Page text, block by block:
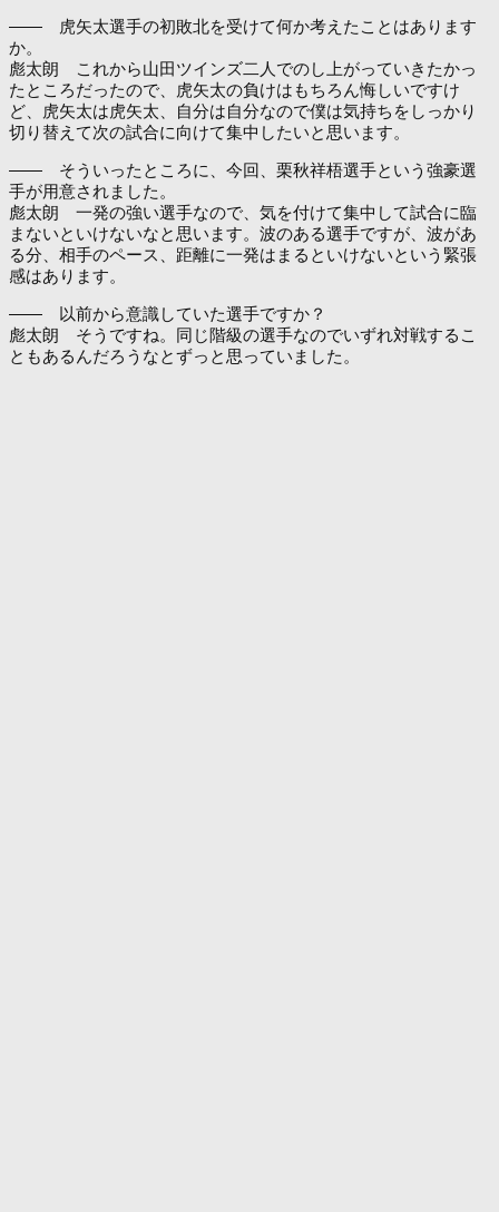
―― 虎矢太選手の初敗北を受けて何か考えたことはあります
か。
彪太朗 これから山田ツインズ二人でのし上がっていきたかっ
たところだったので、虎矢太の負けはもちろん悔しいですけ
ど、虎矢太は虎矢太、自分は自分なので僕は気持ちをしっかり
切り替えて次の試合に向けて集中したいと思います。
―― そういったところに、今回、栗秋祥梧選手という強豪選
手が用意されました。
彪太朗 一発の強い選手なので、気を付けて集中して試合に臨
まないといけないなと思います。波のある選手ですが、波があ
る分、相手のペース、距離に一発はまるといけないという緊張
感はあります。
―― 以前から意識していた選手ですか？
彪太朗 そうですね。同じ階級の選手なのでいずれ対戦するこ
ともあるんだろうなとずっと思っていました。